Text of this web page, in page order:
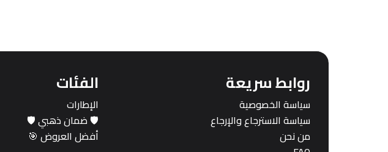
روابط سريعة
سياسة الخصوصية
سياسة الاسترجاع والإرجاع
من نحن
الفئات
الإطارات
🛡️ ضمان ذهبي 🛡️
أفضل العروض 🎯